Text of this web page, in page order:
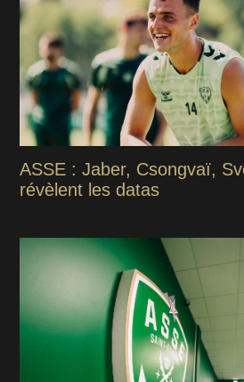
ASSE : Jaber, Csongvaï,
révèlent les datas